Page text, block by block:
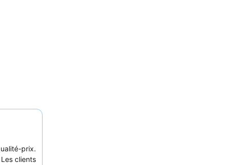
prix.
clients